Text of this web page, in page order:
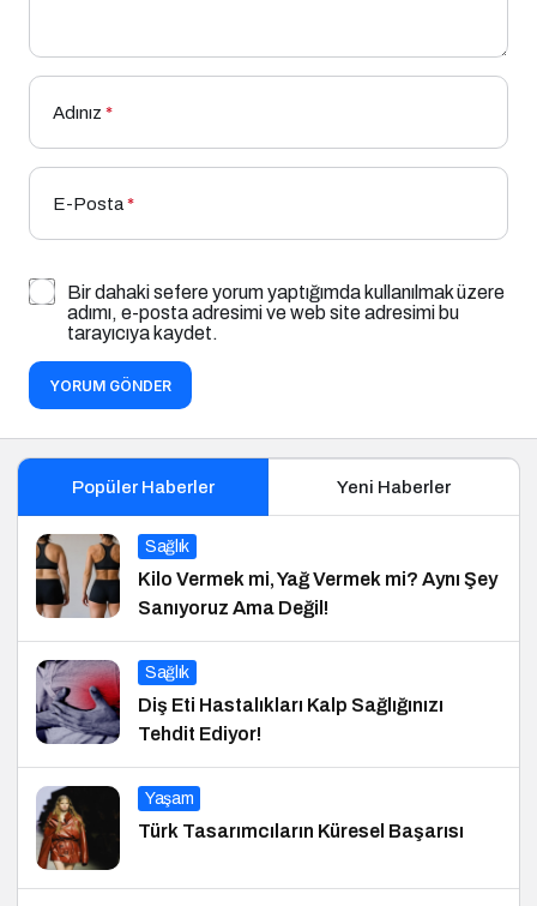
Adınız *
E-Posta*
Bir dahaki sefere yorum yaptığımda kullanılmak üzere
adımı, e-posta adresimi ve web site adresimi bu
tarayıcıya kaydet.
YORUM GÖNDER
Popüler Haberler Yeni Haberler
Sağlık
Kilo Vermek mi, Yağ Vermek mi? Aynı Şey
Sanıyoruz Ama Değil!
Sağlık
Diş Eti Hastalıkları Kalp Sağlığınızı
Tehdit Ediyor!
Yaşam
Türk Tasarımcıların Küresel Başarısı